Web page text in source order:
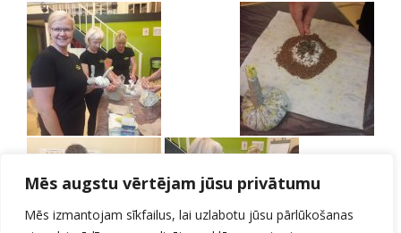
Mēs augstu vērtējam jūsu privātumu
Mēs izmantojam sīkfailus, lai uzlabotu jūsu pārlūkošanas